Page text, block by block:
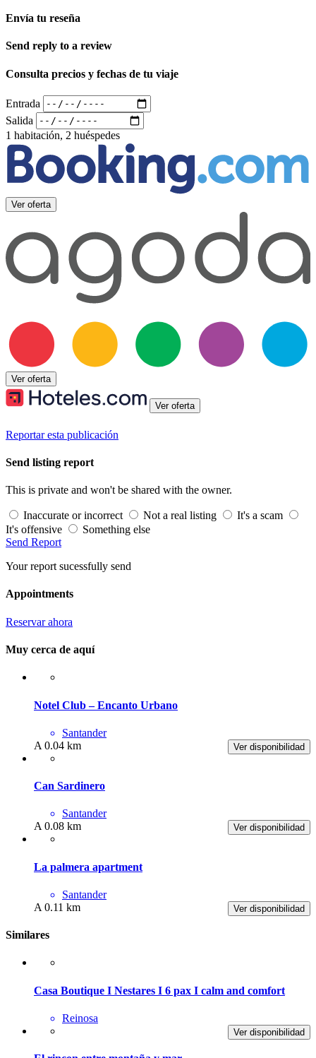
Envía tu reseña
Send reply to a review
Consulta precios y fechas de tu viaje
Entrada
Salida
1 habitación, 2 huéspedes
Ver oferta
Ver oferta
Ver oferta
Reportar esta publicación
Send listing report
This is private and won't be shared with the owner.
Inaccurate or incorrect Not a real listing
It's a scam
It's offensive
Something else
Send Report
Your report sucessfully send
Appointments
Reservar ahora
Muy cerca de aquí
Notel Club – Encanto Urbano
Santander
Ver disponibilidad
A 0.04 km
Can Sardinero
Santander
Ver disponibilidad
A 0.08 km
La palmera apartment
Santander
Ver disponibilidad
A 0.11 km
Similares
Casa Boutique I Nestares I 6 pax I calm and comfort
Reinosa
Ver disponibilidad